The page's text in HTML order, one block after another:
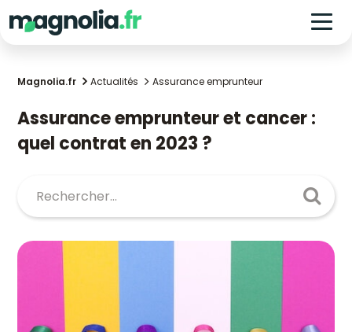
Magnolia.fr Actualités Assurance emprunteur
Assurance emprunteur et cancer :
quel contrat en 2023 ?